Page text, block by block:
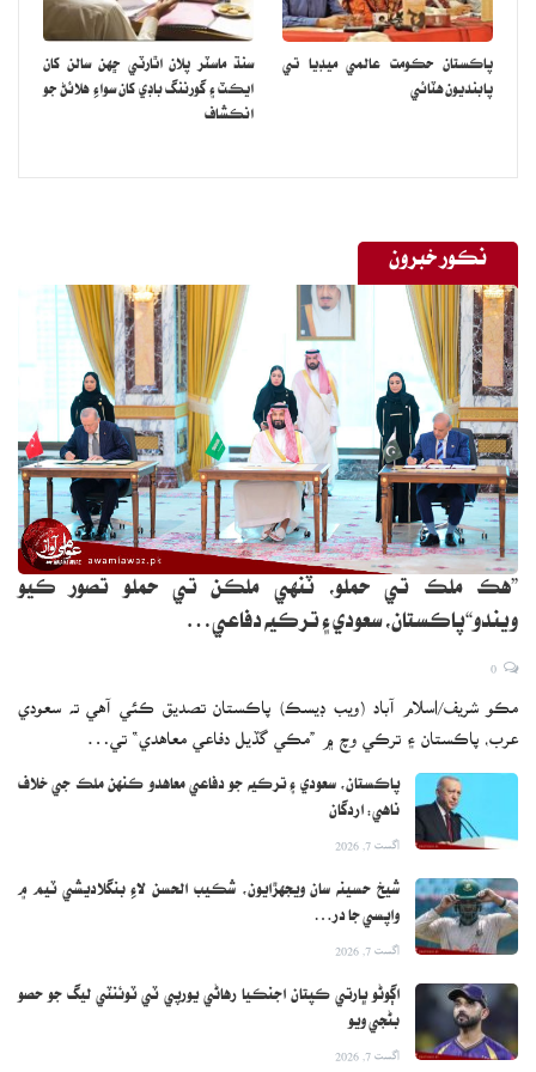
پاڪستان حڪومت عالمي ميڊيا تي
پابنديون هٽائي
سنڌ ماسٽر پلان اٿارٽي ڇهن سالن کان
ايڪٽ ۽ گورننگ باڊي کان سواءِ هلائڻ جو
انڪشاف
نڪور خبرون
”هڪ ملڪ تي حملو، ٽنهي ملڪن تي حملو تصور ڪيو
ويندو“پاڪستان، سعودي ۽ ترڪيه دفاعي…
مڪو شريف/اسلام آباد (ويب ڊيسڪ) پاڪستان تصديق ڪئي آهي ته سعودي
عرب، پاڪستان ۽ ترڪي وچ ۾ ”مڪي گڏيل دفاعي معاهدي“ تي…
پاڪستان، سعودي ۽ ترڪيه جو دفاعي معاهدو ڪنهن ملڪ جي خلاف
ناهي: اردگان
اگست 7, 2026
شيخ حسينه سان ويجهڙايون، شڪيب الحسن لاءِ بنگلاديشي ٽيم ۾
واپسي جا در…
اگست 7, 2026
اڳوڻو ڀارتي ڪپتان اجنڪيا رهاڻي يورپي ٽي ٽوئنٽي ليگ جو حصو
بڻجي ويو
اگست 7, 2026